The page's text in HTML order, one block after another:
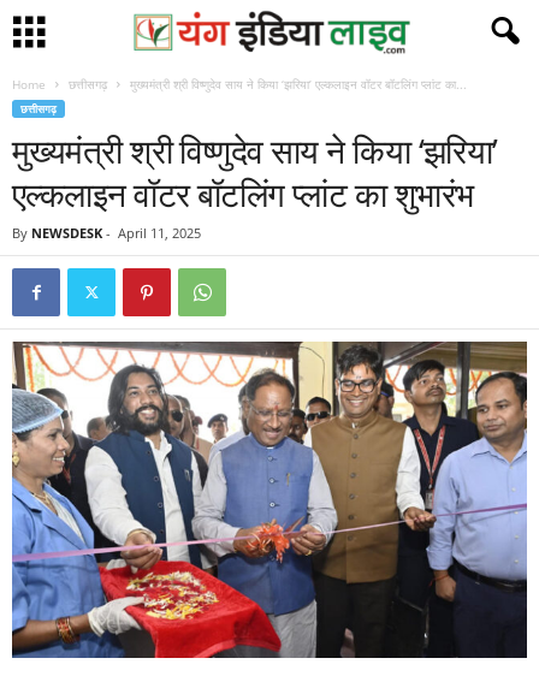
Home छत्तीसगढ़ मुख्यमंत्री श्री विष्णुदेव साय ने किया ‘झरिया’ एल्कलाइन वॉटर बॉटलिंग प्लांट का...
छत्तीसगढ़
मुख्यमंत्री श्री विष्णुदेव साय ने किया ‘झरिया’
एल्कलाइन वॉटर बॉटलिंग प्लांट का शुभारंभ
By NEWSDESK - April 11, 2025